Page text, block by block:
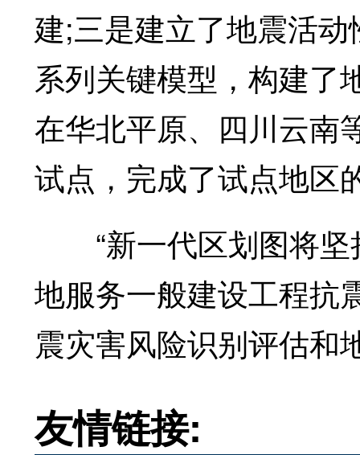
建;三是建立了地震活
系列关键模型，构建了
在华北平原、四川云南
试点，完成了试点地区
“新一代区划图将坚
地服务一般建设工程抗
震灾害风险识别评估和
友情链接: